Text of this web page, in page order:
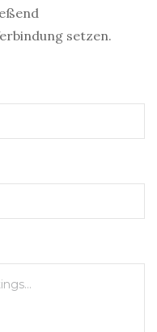
setzen.